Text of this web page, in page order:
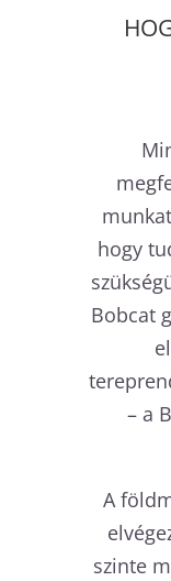
hogy
Bobcat
– a
A
szinte